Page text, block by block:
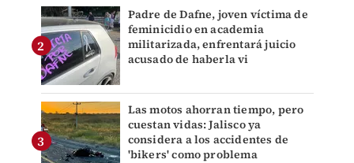
Padre de Dafne, joven víctima de
feminicidio en academia
militarizada, enfrentará juicio
acusado de haberla vi
Las motos ahorran tiempo, pero
cuestan vidas: Jalisco ya
considera a los accidentes de
'bikers' como problema